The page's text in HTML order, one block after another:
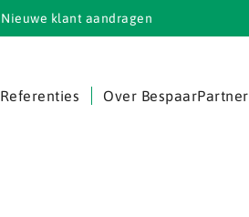
Nieuwe klant aandragen
Referenties Over BespaarPartner